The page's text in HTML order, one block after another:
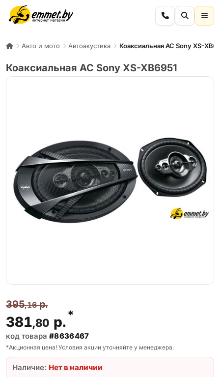
Авто и мото Автоакустика Коаксиальная АС Sony XS-
Коаксиальная АС Sony XS-XB6951
395,16р.
381,80 р.*
код товара #8636467
*Акционная цена! Условия акции уточняйте у менеджера.
Наличие: Нет в наличии